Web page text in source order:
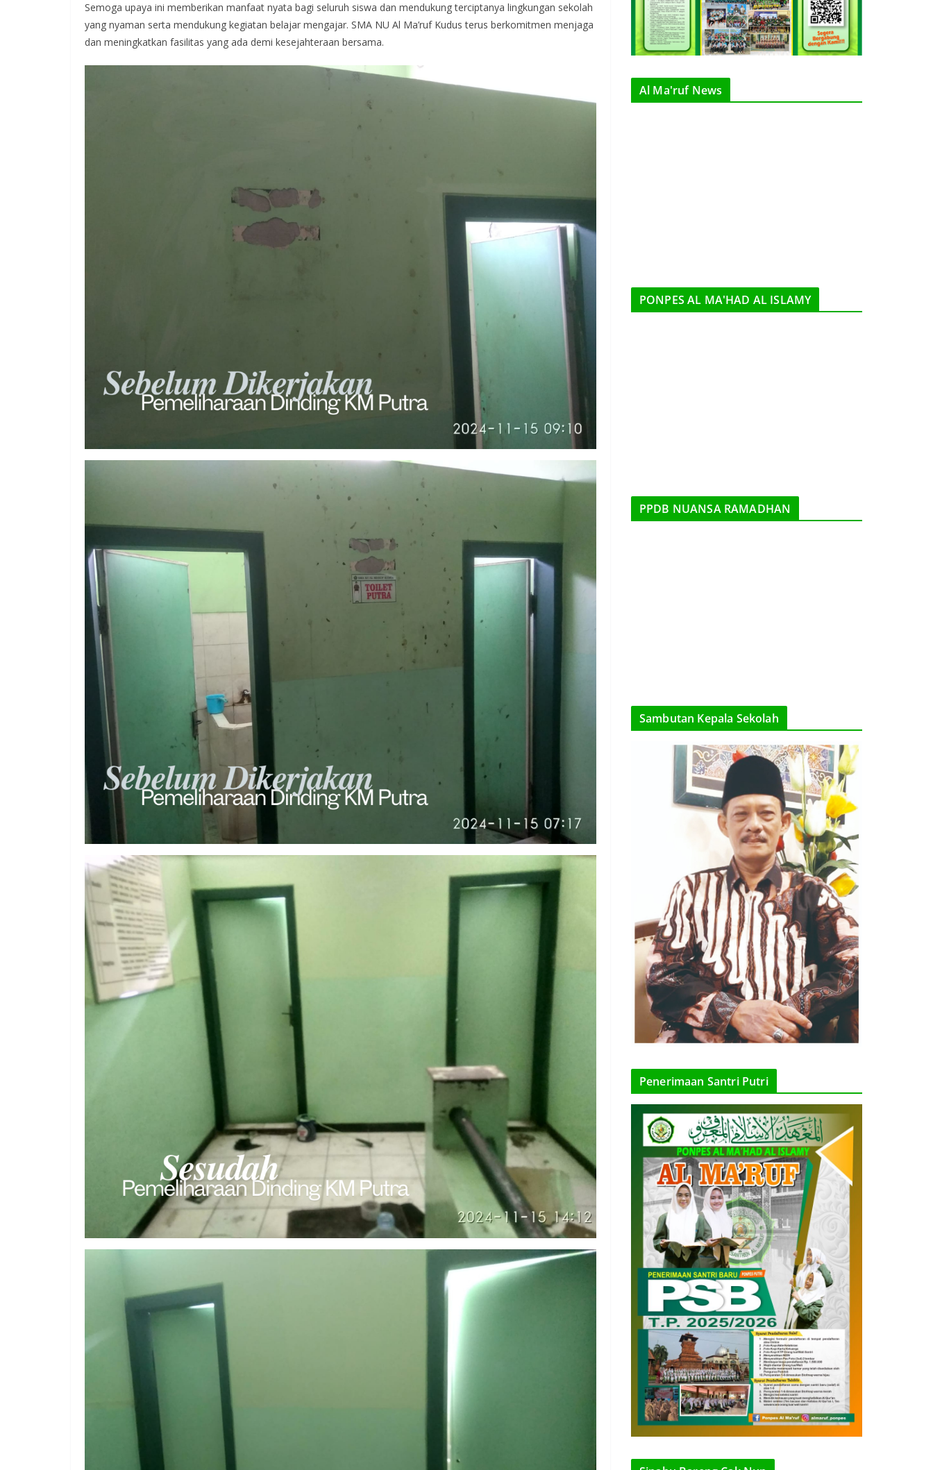
Semoga upaya ini memberikan manfaat nyata bagi seluruh siswa dan mendukung terciptanya lingkungan sekolah
yang nyaman serta mendukung kegiatan belajar mengajar. SMA NU Al Ma’ruf Kudus terus berkomitmen menjaga
dan meningkatkan fasilitas yang ada demi kesejahteraan bersama.
Al Ma'ruf News
PONPES AL MA'HAD AL ISLAMY
PPDB NUANSA RAMADHAN
Sambutan Kepala Sekolah
Penerimaan Santri Putri